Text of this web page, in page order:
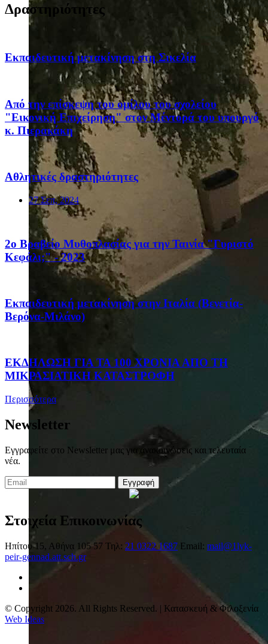
Δραστηριότητες
Eκπαιδευτική μετακίνηση στη Σικελία
Από την επίσκεψη του ομίλου του σχολείου
"Εικονική Επιχείρηση" στον Μέντορά του υπουργό
κ. Πιερακάκη
Αθλητικές δραστηριότητες
27 Σεπ, 2024
2ο Βραβείο Μυθοπλασίας για την Ταινία "Γυριστό
Κεφάλι;" - 2023
Eκπαιδευτική μετακίνηση στην Ιταλία (Βενετία-
Βερόνα-Μιλάνο)
ΕΚΔΗΛΩΣΗ ΓΙΑ ΤΑ 100 ΧΡΟΝΙΑ ΑΠΟ ΤΗ
ΜΙΚΡΑΣΙΑΤΙΚΗ ΚΑΤΑΣΤΡΟΦΗ
Περισσότερα
Newsletter
Εγγραφείτε στο Newsletter μας για ανακοινώσεις και τελευταία
νέα.
Εγγραφή
Στοιχεία Επικοινωνίας
Ηπίτου 15, Αθήνα 105 57 Τηλ: 21 0322 1687 Email: mail@1lyk-
peir-gennad.att.sch.gr
© Copyright 2026. All Rights Reserved. | Κατασκευή & Φιλοξενία
Web Ideas